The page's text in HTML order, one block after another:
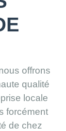
offrons
qualité
locale
forcément
de chez